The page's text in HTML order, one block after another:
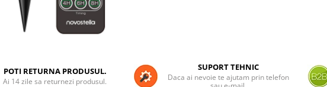
POTI RETURNA PRODUSUL.
Ai 14 zile sa returnezi produsul.
SUPORT TEHNIC
Daca ai nevoie te ajutam prin telefon